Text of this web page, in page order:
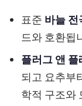
표준 바늘 전
드와 호환됩
플러그 앤 플
되고 요추부
학적 구조와